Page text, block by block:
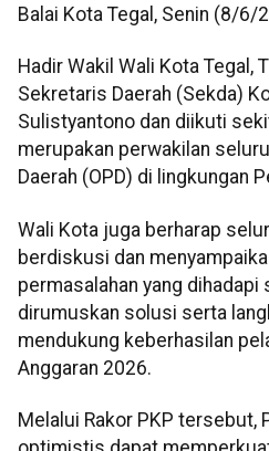
Balai Kota Tegal, Senin (8/6/
Hadir Wakil Wali Kota Tegal,
Sekretaris Daerah (Sekda)
Sulistyantono dan diikuti
merupakan perwakilan
Daerah (OPD) di lingkungan
Wali Kota juga berharap
berdiskusi dan
permasalahan yang dihadapi
dirumuskan solusi serta
mendukung keberhasilan
Anggaran 2026.
Melalui Rakor PKP tersebut,